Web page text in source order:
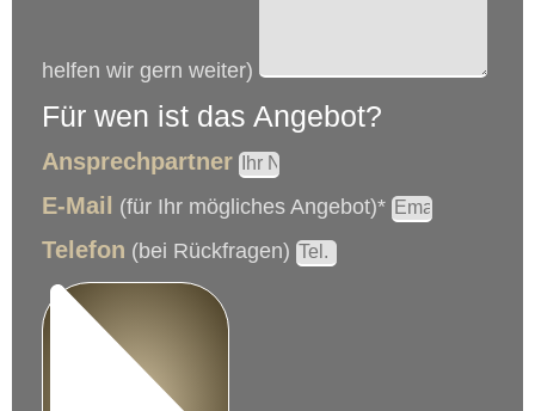
helfen wir gern weiter)
Für wen ist das Angebot?
Ansprechpartner
E-Mail
(für Ihr mögliches Angebot)*
Telefon (bei Rückfragen)